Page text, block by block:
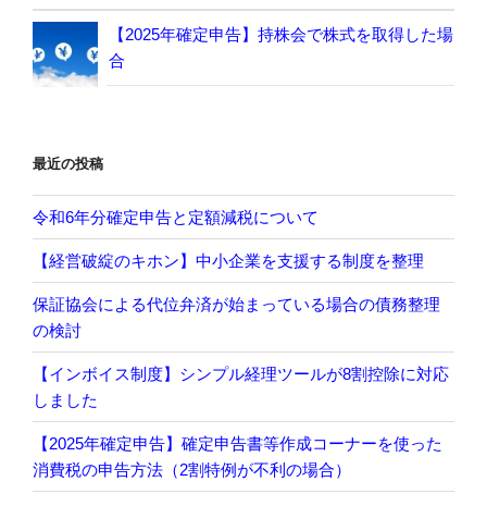
【2025年確定申告】持株会で株式を取得した場
合
最近の投稿
令和6年分確定申告と定額減税について
【経営破綻のキホン】中小企業を支援する制度を整理
保証協会による代位弁済が始まっている場合の債務整理
の検討
【インボイス制度】シンプル経理ツールが8割控除に対応
しました
【2025年確定申告】確定申告書等作成コーナーを使った
消費税の申告方法（2割特例が不利の場合）